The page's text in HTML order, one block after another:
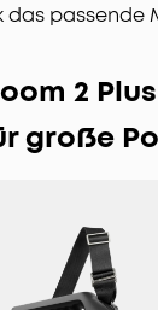
das passende
2
große